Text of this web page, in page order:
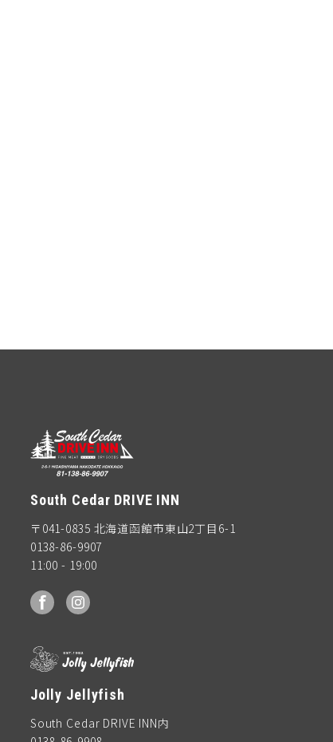
South Cedar DRIVE INN
〒041-0835 北海道函館市東山2丁目6-1
0138-86-9907
11:00 - 19:00
facebook
Jolly Jellyfish
South Cedar DRIVE INN内